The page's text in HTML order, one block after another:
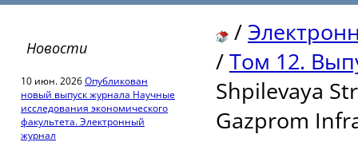
Новости
10 июн. 2026Опубликован
новый выпуск журнала Научные
исследования экономического
факультета. Электронный
журнал
/
/Том 12.
Shpilevaya
Gazprom